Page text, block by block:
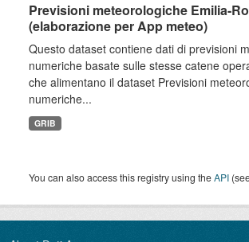
Previsioni meteorologiche Emilia-
(elaborazione per App meteo)
Questo dataset contiene dati di previsioni
numeriche basate sulle stesse catene
che alimentano il dataset Previsioni
numeriche...
GRIB
You can also access this registry using theAPI